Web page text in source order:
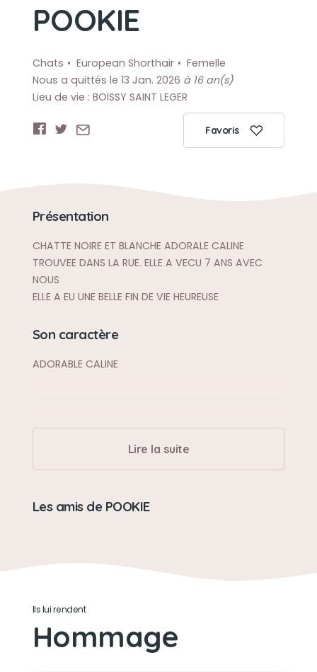
POOKIE
Chats European Shorthair
Femelle
Nous a quittés le 13 Jan. 2026 à 16 an(s)
Lieu de vie : BOISSY SAINT LEGER
Favoris
Présentation
CHATTE NOIRE ET BLANCHE ADORALE CALINE
TROUVEE DANS LA RUE. ELLE A VECU 7 ANS AVEC
NOUS
ELLE A EU UNE BELLE FIN DE VIE HEUREUSE
Son caractère
ADORABLE CALINE
Lire la suite
Les amis de POOKIE
Ils lui rendent
Hommage